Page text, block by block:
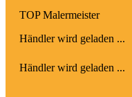
TOP Maler­meister
Händler wird geladen ...
Händler wird geladen ...